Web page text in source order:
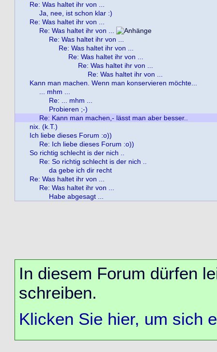
Re: Was haltet ihr von ...
Ja, nee, ist schon klar :)
Re: Was haltet ihr von ...
Re: Was haltet ihr von ...
Re: Was haltet ihr von ...
Re: Was haltet ihr von ...
Re: Was haltet ihr von ...
Re: Was haltet ihr von ...
Re: Was haltet ihr von ...
Kann man machen. Wenn man konservieren möchte...
... mhm ...
Re: ... mhm ...
Probieren ;-)
Re: Kann man machen,- lässt man aber besser..
nix. (k.T.)
Ich liebe dieses Forum :o))
Re: Ich liebe dieses Forum :o))
So richtig schlecht is der nich ..
Re: So richtig schlecht is der nich ..
da gebe ich dir recht
Re: Was haltet ihr von ...
Re: Was haltet ihr von ...
Habe abgesagt ...
In diesem Forum dürfen
schreiben.
Klicken Sie hier, um sich